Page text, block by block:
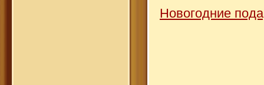
Новогодние